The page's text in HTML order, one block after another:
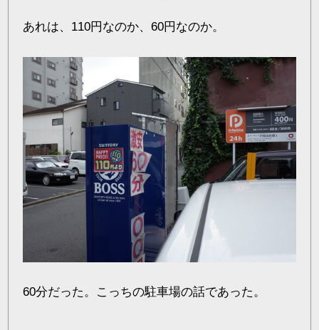
あれは、110円なのか、60円なのか。
60分だった。こっちの駐車場の話であった。